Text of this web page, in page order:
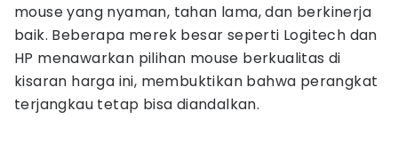
mouse yang nyaman, tahan lama, dan berkinerja
baik. Beberapa merek besar seperti Logitech dan
HP menawarkan pilihan mouse berkualitas di
kisaran harga ini, membuktikan bahwa perangkat
terjangkau tetap bisa diandalkan.